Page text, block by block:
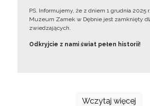
PS. Informujemy, że z dniem 1 grudnia 2025
Muzeum Zamek w Dębnie jest zamknięty
zwiedzających.
Odkryjcie z nami świat pełen historii!
Wczytaj więcej